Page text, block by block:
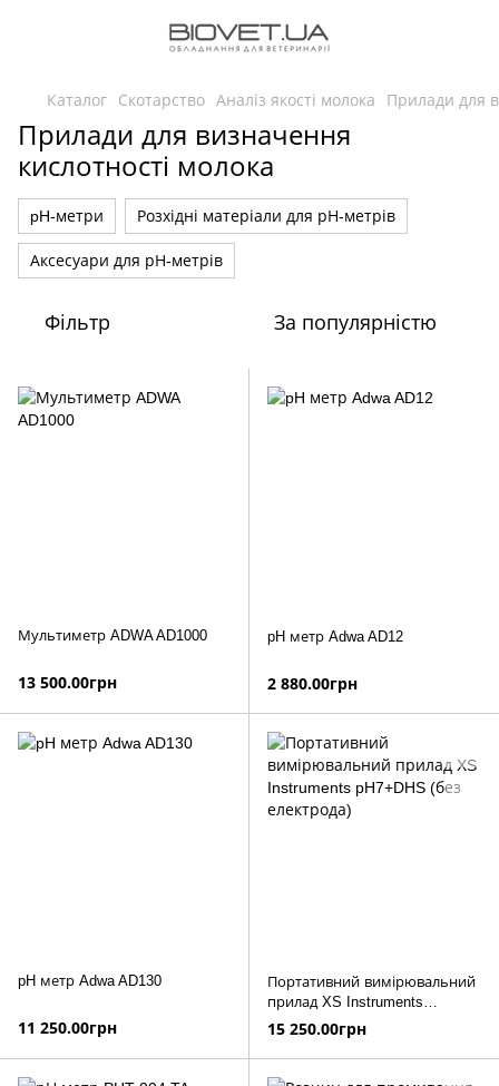
Каталог Скотарство Аналіз якості молока Прилади для
Прилади для визначення
кислотності молока
pH-метри Розхідні матеріали для рН-метрів
Аксесуари для рН-метрів
Фільтр За популярністю
Мультиметр ADWA AD1000
13 500.00грн
pH метр Adwa AD12
2 880.00грн
pH метр Adwa AD130
11 250.00грн
Портативний вимірювальний
прилад XS Instruments
pH7+DHS (без електрода)
15 250.00грн